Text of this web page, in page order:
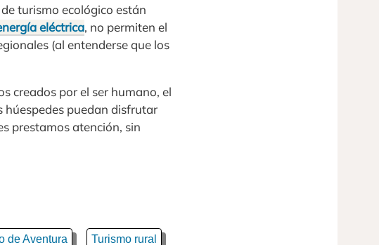
turismo ecológico están
eléctrica, no permiten el
(al entenderse que los
creados por el ser humano, el
húespedes puedan disfrutar
prestamos atención, sin
de Aventura Turismo rural